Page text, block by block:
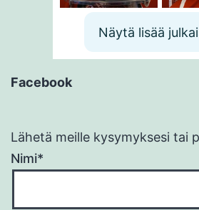
Näytä lisää
Facebook
Lähetä meille kysymyksesi tai
Nimi*